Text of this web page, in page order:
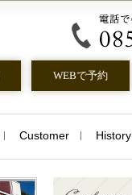
WEBで予約
Customer History